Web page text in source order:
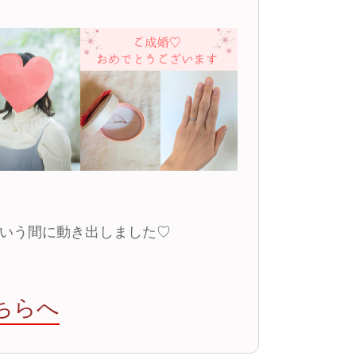
う間に動き出しました♡
らへ